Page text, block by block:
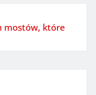
mostów, które